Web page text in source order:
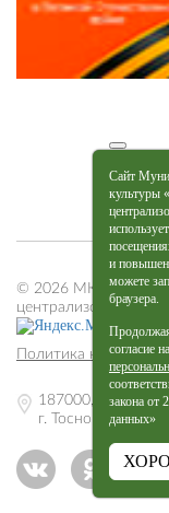
Сайт
культуры
и
можете
браузера.
согласие
закона
данных»
© 2026 МКУК
централизованная
Политика
187000,
г. Тосно, пр.